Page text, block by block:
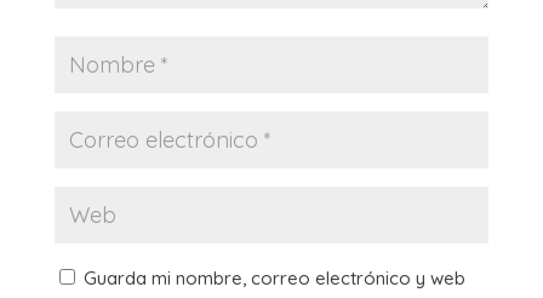
Guarda mi nombre, correo electrónico y web